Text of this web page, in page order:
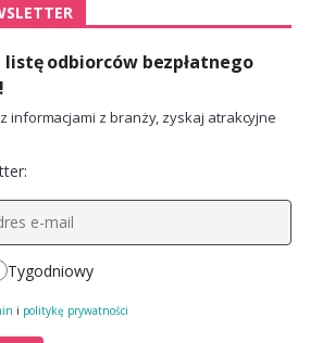
listę odbiorców bezpłatnego
informacjami z branży, zyskaj atrakcyjne
Tygodniowy
i politykę prywatności